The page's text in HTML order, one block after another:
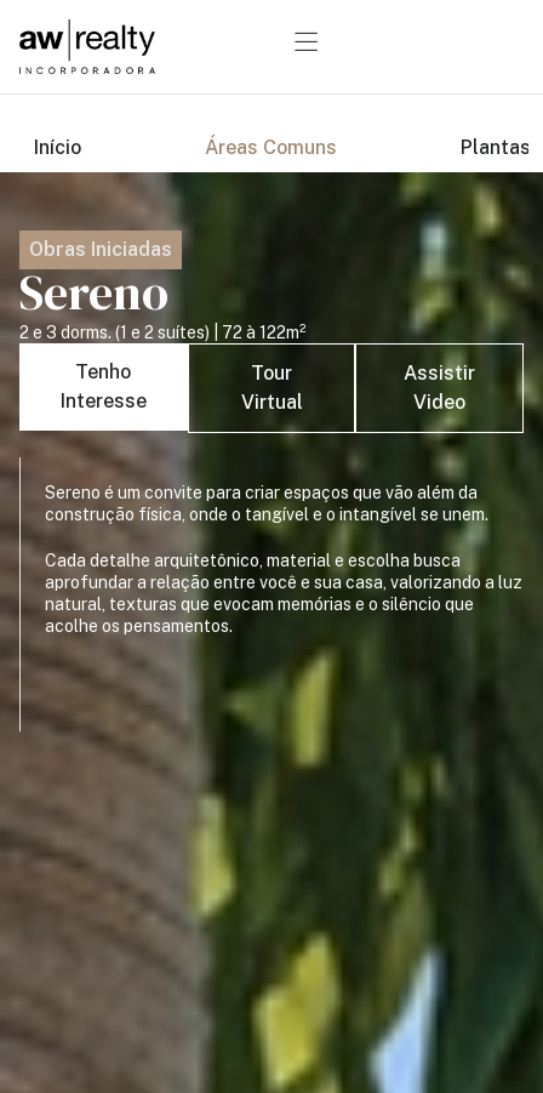
Início Áreas Comuns Plantas
Obras Iniciadas
Sereno
2 e 3 dorms. (1 e 2 suítes) | 72 à 122m²
Tenho
Interesse
Tour
Virtual
Assistir
Video
Sereno é um convite para criar espaços que vão além da
construção física, onde o tangível e o intangível se unem.
Cada detalhe arquitetônico, material e escolha busca
aprofundar a relação entre você e sua casa, valorizando a luz
natural, texturas que evocam memórias e o silêncio que
acolhe os pensamentos.